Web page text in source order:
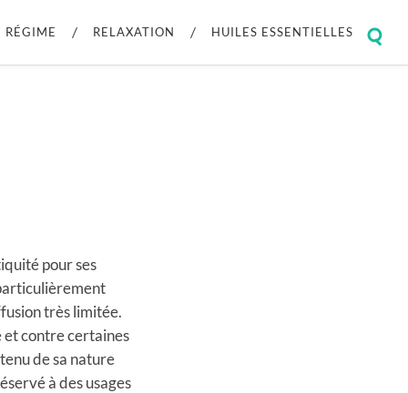
RÉGIME RELAXATION HUILES ESSENTIELLES
field
pour ses
très limitée.
contre certaines
de sa nature
à des usages